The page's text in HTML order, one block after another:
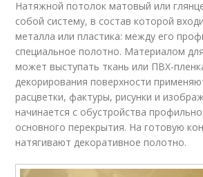
Натяжной потолок матовый или
собой систему, в состав которой
металла или пластика: между его
специальное полотно. Материалом
может выступать ткань или ПВХ-
декорирования поверхности
расцветки, фактуры, рисунки и
начинается с обустройства
основного перекрытия. На готовую
натягивают декоративное полотно.